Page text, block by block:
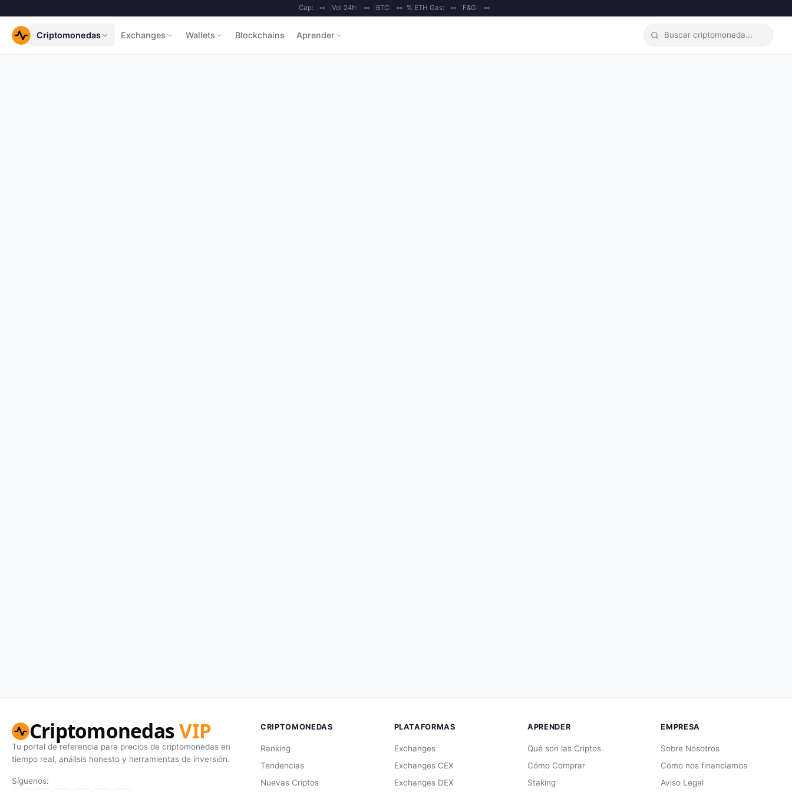
Cap: -- Vol 24h: -- BTC: -- %| ETH Gas: -- F&G: --
Criptomonedas Exchanges Wallets Blockchains Aprender
CriptomonedasVIP
Tu portal de referencia para precios de criptomonedas en
tiempo real, análisis honesto y herramientas de inversión.
Síguenos:
CRIPTOMONEDAS
Ranking
Tendencias
Nuevas Criptos
PLATAFORMAS
Exchanges
Exchanges CEX
Exchanges DEX
APRENDER
Qué son las Criptos
Cómo Comprar
Staking
EMPRESA
Sobre Nosotros
Cómo nos financiamos
Aviso Legal